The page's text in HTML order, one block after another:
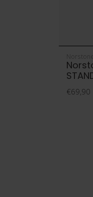
Norstone
€69,90